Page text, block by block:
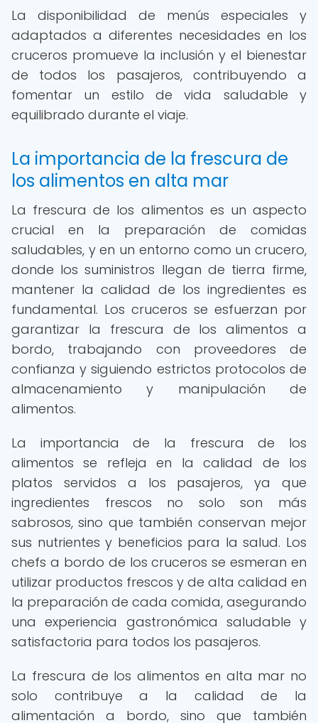
La disponibilidad de menús especiales y
adaptados a diferentes necesidades en los
cruceros promueve la inclusión y el bienestar
de todos los pasajeros, contribuyendo a
fomentar un estilo de vida saludable y
equilibrado durante el viaje.
La importancia de la frescura de
los alimentos en alta mar
La frescura de los alimentos es un aspecto
crucial en la preparación de comidas
saludables, y en un entorno como un crucero,
donde los suministros llegan de tierra firme,
mantener la calidad de los ingredientes es
fundamental. Los cruceros se esfuerzan por
garantizar la frescura de los alimentos a
bordo, trabajando con proveedores de
confianza y siguiendo estrictos protocolos de
almacenamiento y manipulación de
alimentos.
La importancia de la frescura de los
alimentos se refleja en la calidad de los
platos servidos a los pasajeros, ya que
ingredientes frescos no solo son más
sabrosos, sino que también conservan mejor
sus nutrientes y beneficios para la salud. Los
chefs a bordo de los cruceros se esmeran en
utilizar productos frescos y de alta calidad en
la preparación de cada comida, asegurando
una experiencia gastronómica saludable y
satisfactoria para todos los pasajeros.
La frescura de los alimentos en alta mar no
solo contribuye a la calidad de la
alimentación a bordo, sino que también